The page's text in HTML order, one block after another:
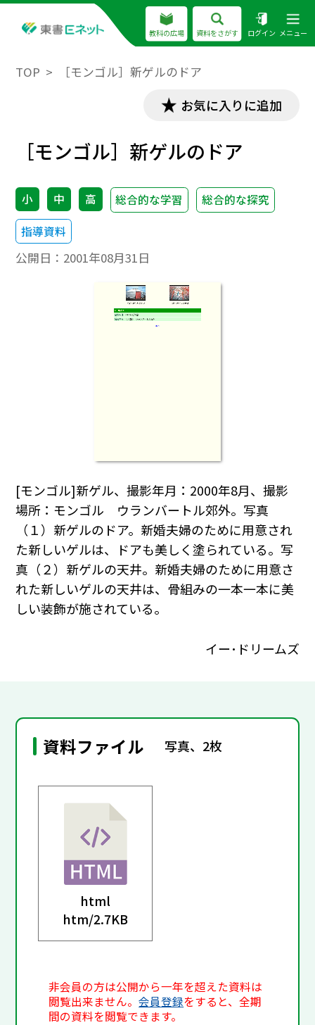
教科の広場 資料をさがす ログイン メニュー
TOP ［モンゴル］新ゲルのドア
お気に入りに追加
［モンゴル］新ゲルのドア
小 中 高 総合的な学習
総合的な探究
指導資料
公開日： 2001年08月31日
[モンゴル]新ゲル、撮影年月：2000年8月、撮影
場所：モンゴル ウランバートル郊外。写真
（１）新ゲルのドア。新婚夫婦のために用意され
た新しいゲルは、ドアも美しく塗られている。写
真（２）新ゲルの天井。新婚夫婦のために用意さ
れた新しいゲルの天井は、骨組みの一本一本に美
しい装飾が施されている。
イー･ドリームズ
資料ファイル 写真、2枚
html
htm/2.7KB
非会員の方は公開から一年を超えた資料は
閲覧出来ません。会員登録をすると、全期
間の資料を閲覧できます。